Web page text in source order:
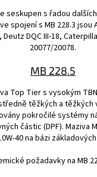
seskupen s řadou
spojení s MB 228.3 jsou
DQC III-18,
20077/20078.
MB 228.5
Top Tier s vysokým
těžkých a
pokročilé systémy
částic (DPF). Maziva
40 na bázi základových
požadavky na MB